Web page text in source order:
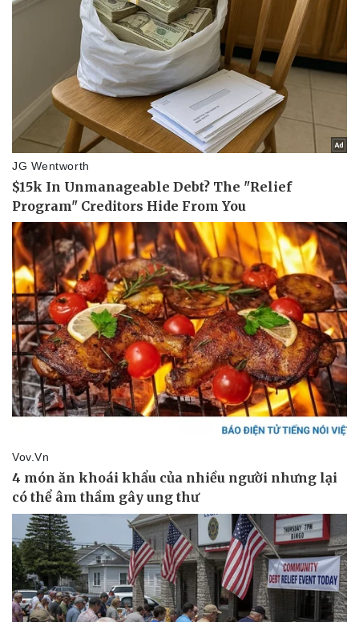
Kinh tế
Bất động sản
Khởi nghiệp
Thị trường
Giá vàng
Tiêu dùng
Tỷ giá
Chứng khoán
Giá cà phê